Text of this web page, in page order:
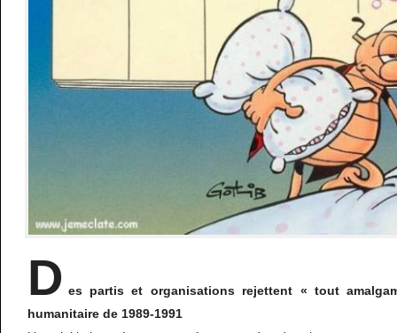
D es partis et organisations rejettent « tout
humanitaire de 1989-1991